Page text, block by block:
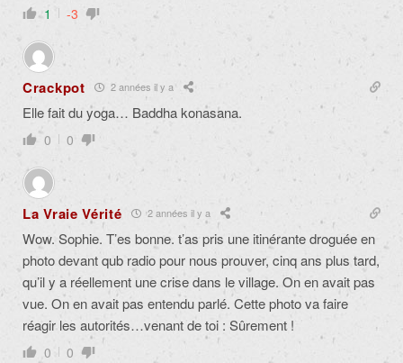
1 -3
Crackpot 2 années il y a
Elle fait du yoga… Baddha konasana.
0 0
La Vraie Vérité 2 années il y a
Wow. Sophie. T’es bonne. t’as pris une itinérante droguée en
photo devant qub radio pour nous prouver, cinq ans plus tard,
qu’il y a réellement une crise dans le village. On en avait pas
vue. On en avait pas entendu parlé. Cette photo va faire
réagir les autorités…venant de toi : Sûrement !
0 0